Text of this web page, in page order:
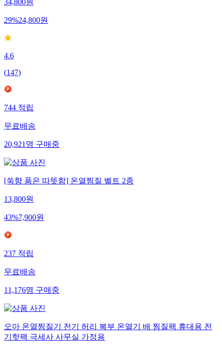
34,800원
29%24,800원
4.6
(147)
744적립
무료배송
20,921명구매중
[쑥향 품은 따뜻함] 온열찜질 벨트 2종
13,800원
43%7,900원
237적립
무료배송
11,176명구매중
오아 온열찜질기 전기 허리 복부 온열기 배 찜질팩 휴대용 전
기핫팩 극세사 사무실 가정용